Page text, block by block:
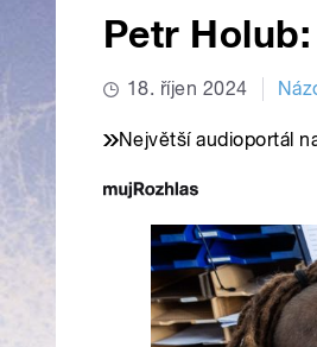
Petr
18. říjen 2024
Největší audioportál